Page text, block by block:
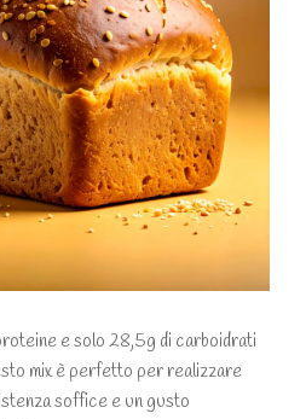
e solo 28,5g di carboidrati
mix è perfetto per realizzare
soffice e un gusto